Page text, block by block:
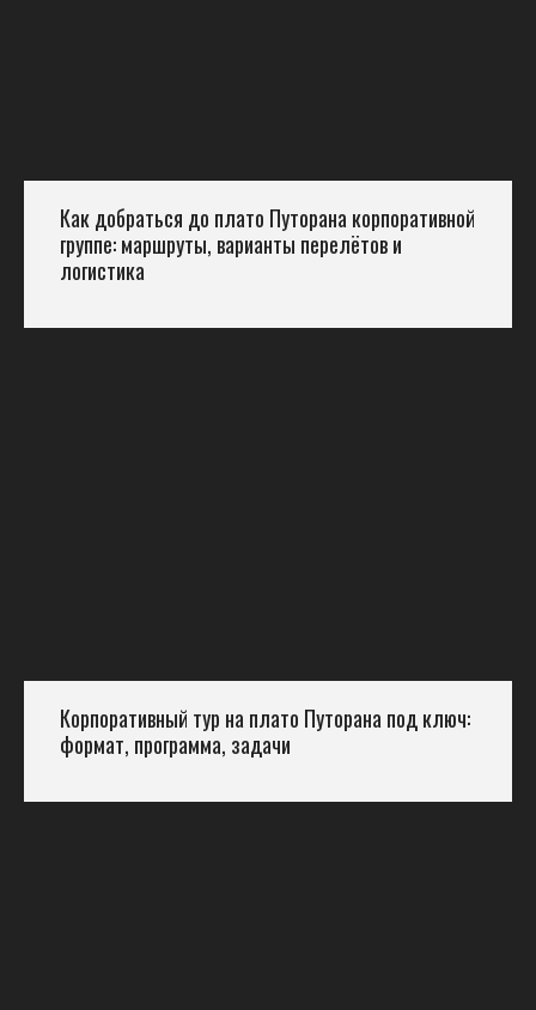
Как добраться до плато Путорана корпоративной
группе: маршруты, варианты перелётов и
логистика
Корпоративный тур на плато Путорана под ключ:
формат, программа, задачи